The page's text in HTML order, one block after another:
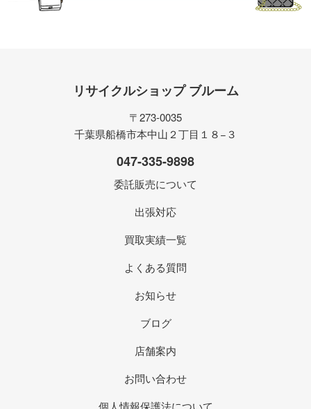
リサイクルショップ ブルーム
〒273-0035
千葉県船橋市本中山２丁目１８−３
047-335-9898
委託販売について
出張対応
買取実績一覧
よくある質問
お知らせ
ブログ
店舗案内
お問い合わせ
個人情報保護法について